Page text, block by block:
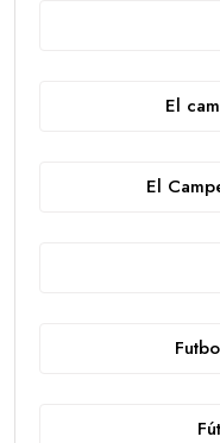
El
El